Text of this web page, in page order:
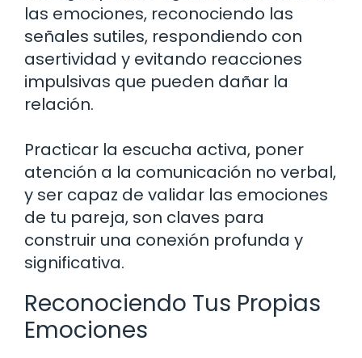
las emociones, reconociendo las
señales sutiles, respondiendo con
asertividad y evitando reacciones
impulsivas que pueden dañar la
relación.
Practicar la escucha activa, poner
atención a la comunicación no verbal,
y ser capaz de validar las emociones
de tu pareja, son claves para
construir una conexión profunda y
significativa.
Reconociendo Tus Propias
Emociones